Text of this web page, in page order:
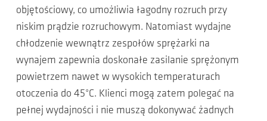
objętościowy, co umożliwia łagodny rozruch przy
niskim prądzie rozruchowym. Natomiast wydajne
chłodzenie wewnątrz zespołów sprężarki na
wynajem zapewnia doskonałe zasilanie sprężonym
powietrzem nawet w wysokich temperaturach
otoczenia do 45°C. Klienci mogą zatem polegać na
pełnej wydajności i nie muszą dokonywać żadnych